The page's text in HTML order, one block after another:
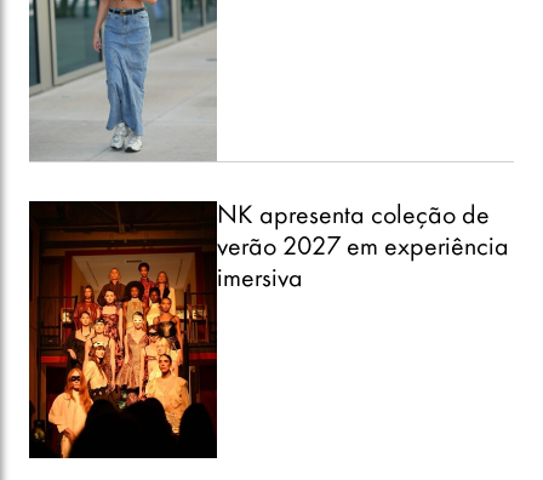
NK apresenta coleção de
verão 2027 em experiência
imersiva